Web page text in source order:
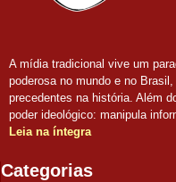
A mídia tradicional vive um
poderosa no mundo e no
precedentes na história. Além
poder ideológico: manipula
Leia na íntegra
Categorias